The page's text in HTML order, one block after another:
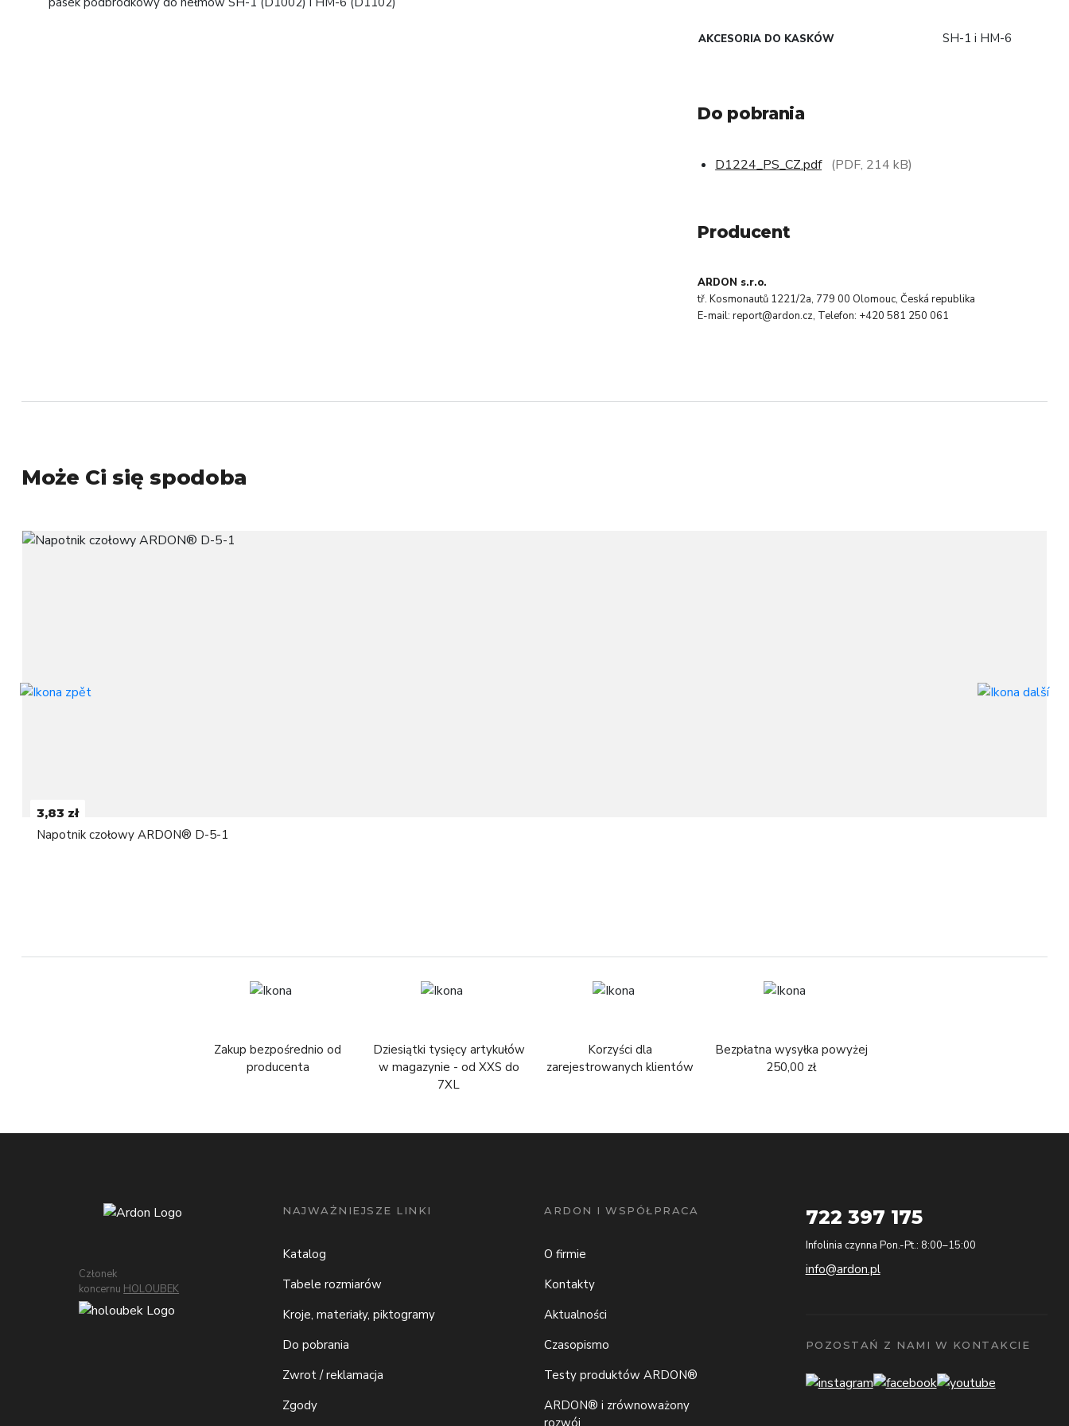
AKCESORIA DO KASKÓW SH-1 i HM-6
Do pobrania
D1224_PS_CZ.pdf (PDF, 214 kB)
Producent
ARDON s.r.o.
tř. Kosmonautů 1221/2a, 779 00 Olomouc, Česká republika
E-mail: report@ardon.cz, Telefon: +420 581 250 061
Może Ci się spodoba
3,83 zł
Napotnik czołowy ARDON® D-5-1
Zakup bezpośrednio od
producenta
Dziesiątki tysięcy artykułów
w magazynie - od XXS do
7XL
Korzyści dla
zarejestrowanych klientów
Bezpłatna wysyłka powyżej
250,00 zł
Członek
koncernu HOLOUBEK
NAJWAŻNIEJSZE LINKI
Katalog
Tabele rozmiarów
Kroje, materiały, piktogramy
Do pobrania
Zwrot / reklamacja
Zgody
ARDON I WSPÓŁPRACA
O firmie
Kontakty
Aktualności
Czasopismo
Testy produktów ARDON®
ARDON® i zrównoważony
rozwój
722 397 175
Infolinia czynna Pon.-Pt.: 8:00–15:00
info@ardon.pl
POZOSTAŃ Z NAMI W KONTAKCIE